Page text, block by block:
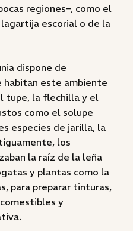
regiones–, como el
escorial o de la
dispone de
habitan este ambiente
tupe, la flechilla y el
como el solupe
especies de jarilla, la
los
la raíz de la leña
y plantas como la
para preparar tinturas,
y